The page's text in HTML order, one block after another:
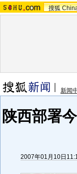
搜狐
新闻
陕西部署
2007年01月10日